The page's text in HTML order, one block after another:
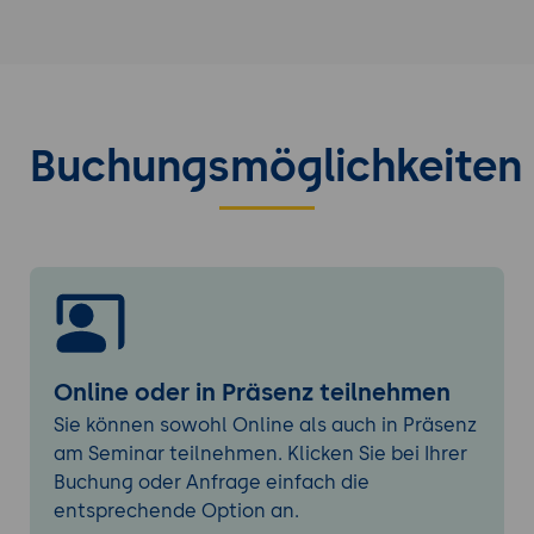
Komplexes Event Processing (CEP) mit
Drools
Einführung und Anwendung von
mit jBPM und Drools
Persistenz und Performance-Tuning in
Drools
Praktische Übung: Arbeiten mit CEP und
Entscheidungstabellen
Integration und Deployment
Integration von Drools in Java-
Anwendungen
Buchungsmöglichkeiten
Online oder in Präsenz teilnehmen
Sie können sowohl Online als auch in Präsenz
am Seminar teilnehmen. Klicken Sie bei Ihrer
Buchung oder Anfrage einfach die
entsprechende Option an.